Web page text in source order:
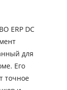
ERP DC
для
Его
точное